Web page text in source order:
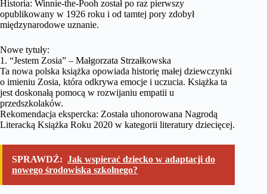
Historia: Winnie-the-Pooh został po raz pierwszy
opublikowany w 1926 roku i od tamtej pory zdobył
międzynarodowe uznanie.
Nowe tytuły:
1. “Jestem Zosia” – Małgorzata Strzałkowska
Ta nowa polska książka opowiada historię małej dziewczynki
o imieniu Zosia, która odkrywa emocje i uczucia. Książka ta
jest doskonałą pomocą w rozwijaniu empatii u
przedszkolaków.
Rekomendacja ekspercka: Została uhonorowana Nagrodą
Literacką Książka Roku 2020 w kategorii literatury dziecięcej.
SPRAWDŹ: Jak wspierać dziecko w adaptacji do
nowego środowiska szkolnego?